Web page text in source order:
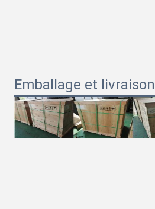
Emballage et livraison